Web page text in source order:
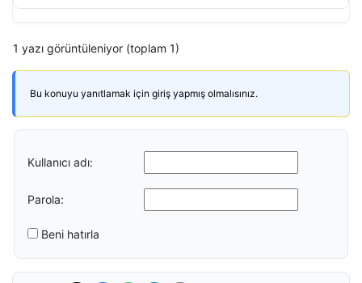
1 yazı görüntüleniyor (toplam 1)
Bu konuyu yanıtlamak için giriş yapmış olmalısınız.
Kullanıcı adı:
Parola:
Beni hatırla